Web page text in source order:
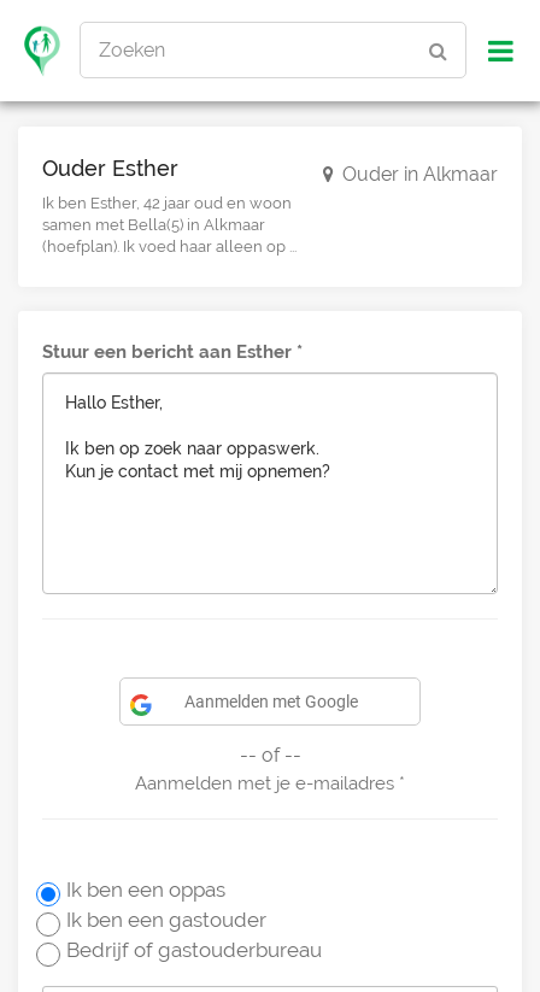
Zoeken
Ouder Esther
Ik ben Esther, 42 jaar oud en woon
samen met Bella(5) in Alkmaar
(hoefplan). Ik voed haar alleen op ...
Ouder in Alkmaar
Stuur een bericht aan Esther
Aanmelden met Google
-- of --
Aanmelden met je e-mailadres
Ik ben een oppas
Ik ben een gastouder
Bedrijf of gastouderbureau